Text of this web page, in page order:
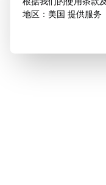
地区：美国 提供服务